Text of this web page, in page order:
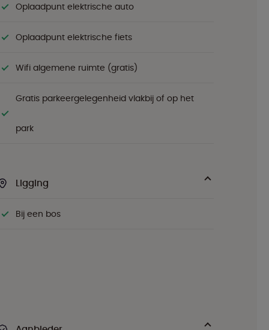
Oplaadpunt elektrische auto
Oplaadpunt elektrische fiets
Wifi algemene ruimte (gratis)
Gratis parkeergelegenheid vlakbij of op het
park
Ligging
Bij een bos